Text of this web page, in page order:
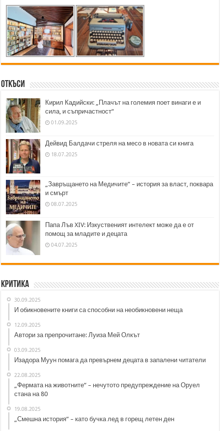
Откъси
Кирил Кадийски: „Плачът на големия поет винаги е и
сила, и съпричастност“
01.09.2025
Дейвид Балдачи стреля на месо в новата си книга
18.07.2025
„Завръщането на Медичите“ – история за власт, поквара
и смърт
08.07.2025
Папа Лъв XIV: Изкуственият интелект може да е от
помощ за младите и децата
04.07.2025
Критика
30.09.2025
И обикновените книги са способни на необикновени неща
12.09.2025
Автори за препрочитане: Луиза Мей Олкът
03.09.2025
Изадора Муун помага да превърнем децата в запалени читатели
22.08.2025
„Фермата на животните“ – нечутото предупреждение на Оруел
стана на 80
19.08.2025
„Смешна история“ – като бучка лед в горещ летен ден